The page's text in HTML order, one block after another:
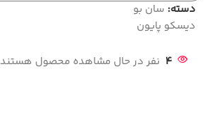
دسته: سان بو
دیسکو پایون
4 نفر در حال مشاهده محصول هستند